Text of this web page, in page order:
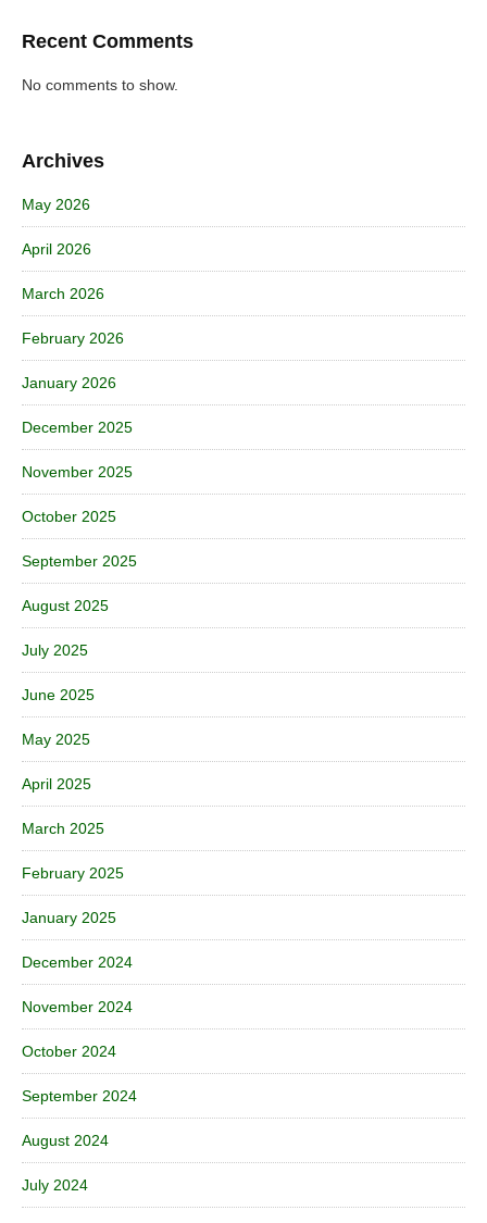
Recent Comments
No comments to show.
Archives
May 2026
April 2026
March 2026
February 2026
January 2026
December 2025
November 2025
October 2025
September 2025
August 2025
July 2025
June 2025
May 2025
April 2025
March 2025
February 2025
January 2025
December 2024
November 2024
October 2024
September 2024
August 2024
July 2024